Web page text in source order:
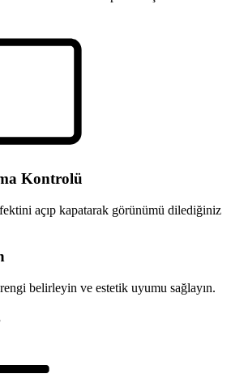
Kontrolü
açıp kapatarak görünümü dilediğiniz
rengi belirleyin ve estetik uyumu sağlayın.